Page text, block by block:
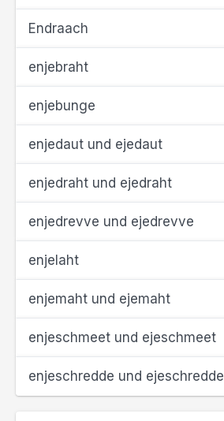
Endraach
enjebraht
enjebunge
enjedaut und ejedaut
enjedraht und ejedraht
enjedrevve und ejedrevve
enjelaht
enjemaht und ejemaht
enjeschmeet und ejeschmeet
enjeschredde und ejeschredde